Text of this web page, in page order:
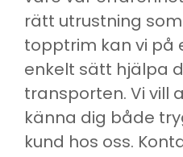
rätt utrustning
topptrim kan vi på
enkelt sätt hjälpa
transporten. Vi vill
känna dig både
kund hos oss.